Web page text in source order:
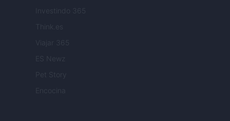
Investindo 365
Think.es
Viajar 365
ES Newz
Pet Story
Encocina